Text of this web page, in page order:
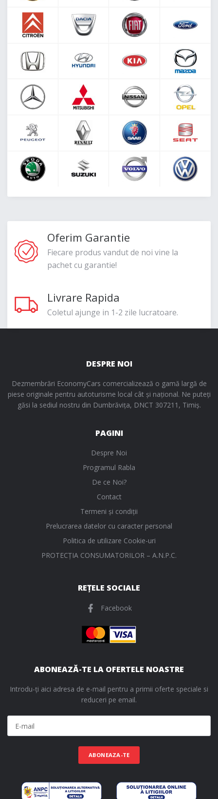
Oferim Garantie
Fiecare produs vandut de noi vine la
pachet cu garantie!
Livrare Rapida
Coletul ajunge in 1-2 zile lucratoare.
DESPRE NOI
Dezmembrări EconomyCars comercializează o gamă largă de
piese originale pentru autoturisme local cât și național. Ne puteți
găsi la sediul nostru din Dumbrăvița, DNCT 307211, Timiș.
PAGINI
Despre Noi
Programul Rabla
De ce Noi?
Contact
Termeni și condiții
Prelucrarea datelor cu caracter personal
Politica de utilizare Cookie-uri
PROTECŢIA CONSUMATORILOR – A.N.P.C.
REȚELE SOCIALE
Facebook
ABONEAZĂ-TE LA OFERTELE NOASTRE
Introdu-ți aici adresa de e-mail pentru a primii oferte speciale si
reduceri pe email.
ABONEAZA-TE